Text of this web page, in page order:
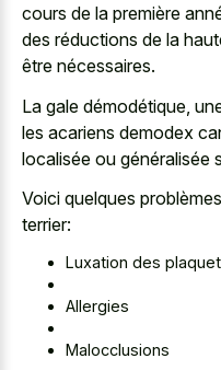
cours de la première
des réductions de la
être nécessaires.
La gale démodétique,
les acariens demodex
localisée ou généralisée
Voici quelques
terrier:
Luxation des
Allergies
Malocclusions